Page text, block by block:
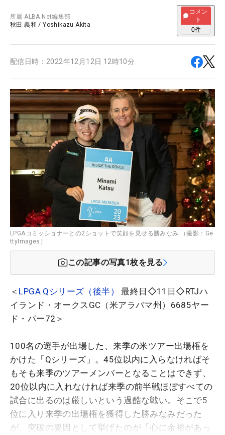
所属ALBA Net編集部
秋田 義和 /Yoshikazu Akita
コメン
ト
0件
配信日時： 2022年12月12日 12時10分
LPGAコミッショナーとの2ショットで笑顔を見せる勝みなみ （撮影：Ge
ttyImages）
この記事の写真1枚を見る
＜ LPGA Qシリーズ（後半）
最終日◇11日◇RTJハ
イランド・オークスGC（米アラバマ州）6685ヤー
ド・パー72＞
100名の選手が出場した、来季の米ツアー出場権を
かけた「Qシリーズ」。45位以内に入らなければそ
もそも来季のツアーメンバーとなることはできず、
20位以内に入れなければ来季の前半戦ほぼすべての
試合に出るのは厳しいという過酷な戦い。そこで5
位に入り来季の出場権を獲得した勝みなみだった
が、突破の要因として挙げたのが「心に余裕があっ